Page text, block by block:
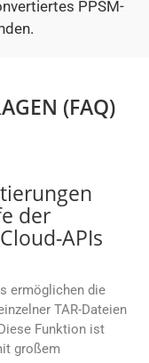
PPSM-
(FAQ)
der
APIs
ermöglichen die
TAR-Dateien
Funktion ist
großem